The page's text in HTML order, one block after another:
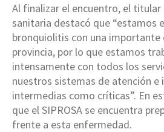
Al finalizar el encuentro, el titular
sanitaria destacó que “estamos
bronquiolitis con una importante
provincia, por lo que estamos
intensamente con todos los
nuestros sistemas de atención
intermedias como críticas”. En
que el SIPROSA se encuentra
frente a esta enfermedad.